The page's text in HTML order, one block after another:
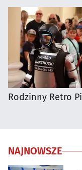
Rodzinny Retro
NAJNOWSZE